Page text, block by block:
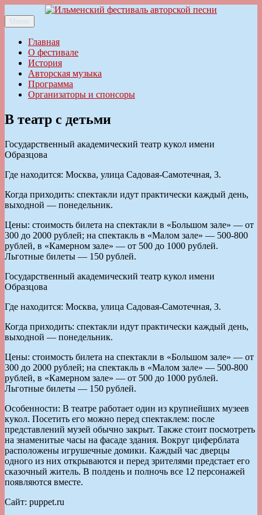
к
содержимому
Ильменский фестиваль авторской песни
Меню
Главная
О фестивале
История
Авторская музыка
Программа
Организаторы и спонсоры
В театр с детьми
Государственный академический театр кукол имени
Образцова
Где находится: Москва, улица Садовая-Самотечная, 3.
Когда приходить: спектакли идут практически каждый день,
выходной — понедельник.
Цены: стоимость билета на спектакли в «Большом зале» — от
300 до 2000 рублей; на спектакль в «Малом зале» — 500-800
рублей, в «Камерном зале» — от 500 до 1000 рублей.
Льготные билеты — 150 рублей.
Государственный академический театр кукол имени
Образцова
Где находится: Москва, улица Садовая-Самотечная, 3.
Когда приходить: спектакли идут практически каждый день,
выходной — понедельник.
Цены: стоимость билета на спектакли в «Большом зале» — от
300 до 2000 рублей; на спектакль в «Малом зале» — 500-800
рублей, в «Камерном зале» — от 500 до 1000 рублей.
Льготные билеты — 150 рублей.
Особенности: В театре работает один из крупнейших музеев
кукол. Посетить его можно перед спектаклем: после
представлений музей обычно закрыт. Также стоит посмотреть
на знаменитые часы на фасаде здания. Вокруг циферблата
расположены игрушечные домики. Каждый час дверцы
одного из них открываются и перед зрителями предстает его
сказочный житель. В полдень и полночь все 12 персонажей
появляются вместе.
Сайт: puppet.ru